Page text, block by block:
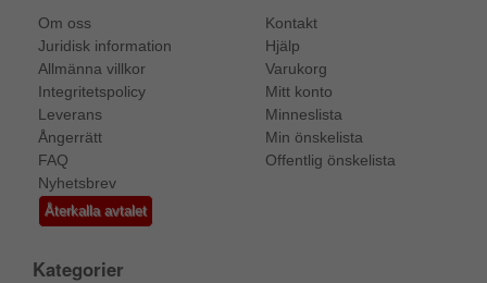
Om oss
Juridisk information
Allmänna villkor
Integritetspolicy
Leverans
Ångerrätt
FAQ
Nyhetsbrev
Återkalla avtalet
Kontakt
Hjälp
Varukorg
Mitt konto
Minneslista
Min önskelista
Offentlig önskelista
Kategorier